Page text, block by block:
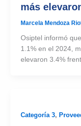
más
Marcela Mendoza
Osiptel informó
1.1% en el 2024,
elevaron 3.4%
Categoría 3,